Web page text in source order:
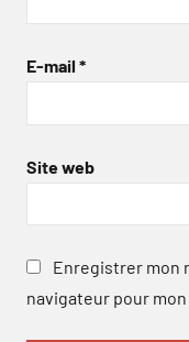
E-mail *
Site web
Enregistrer mon
navigateur pour